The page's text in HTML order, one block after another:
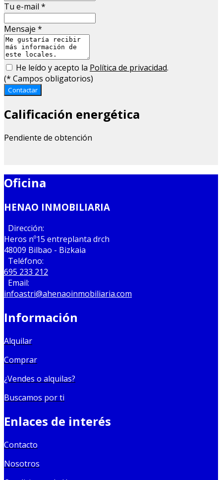
Tu e-mail *
Mensaje *
He leído y acepto la Política de privacidad.
(* Campos obligatorios)
Contactar
Calificación energética
Pendiente de obtención
Oficina
HENAO INMOBILIARIA
Dirección:
Heros nº15 entreplanta drch
48009 Bilbao - Bizkaia
Teléfono:
695 233 212
Email:
infoastri@ahenaoinmobiliaria.com
Información
Alquilar
Comprar
¿Vendes o alquilas?
Buscamos por ti
Enlaces de interés
Contacto
Nosotros